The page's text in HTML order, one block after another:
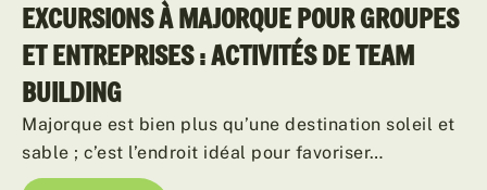
EXCURSIONS À MAJORQUE POUR GROUPES
ET ENTREPRISES : ACTIVITÉS DE TEAM
BUILDING
Majorque est bien plus qu’une destination soleil et
sable ; c’est l’endroit idéal pour favoriser…